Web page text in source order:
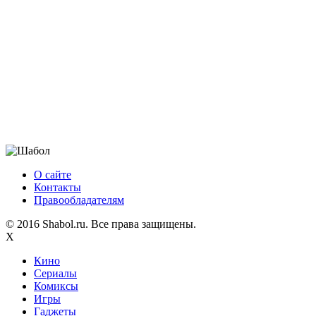
О сайте
Контакты
Правообладателям
© 2016 Shabol.ru. Все права защищены.
X
Кино
Сериалы
Комиксы
Игры
Гаджеты